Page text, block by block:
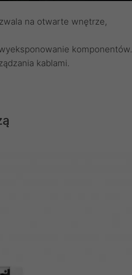
na otwarte wnętrze,
komponentów.
kablami.